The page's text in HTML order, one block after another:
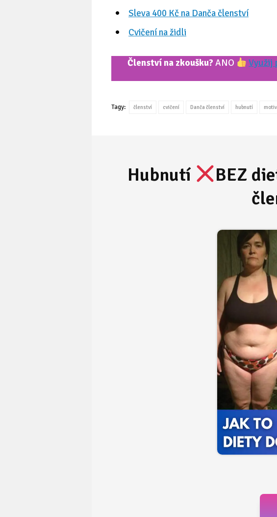
Sleva 400 Kč na Danča členství
Cvičení na židli
Členství na zkoušku? ANO Využij
Tagy: členství cvičení Danča členství hubnutí
Hubnutí
BEZ